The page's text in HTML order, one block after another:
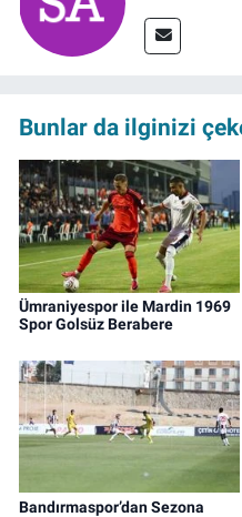
Bunlar da ilginizi
Ümraniyespor ile Mardin 1969
Spor Golsüz Berabere
Bandırmaspor’dan Sezona